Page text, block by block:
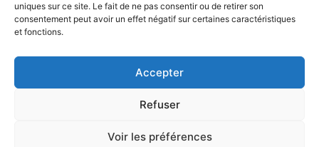
uniques sur ce site. Le fait de ne pas consentir ou de retirer son
consentement peut avoir un effet négatif sur certaines caractéristiques
et fonctions.
Accepter
Refuser
Voir les préférences
ABOUT US
FOLLOW US